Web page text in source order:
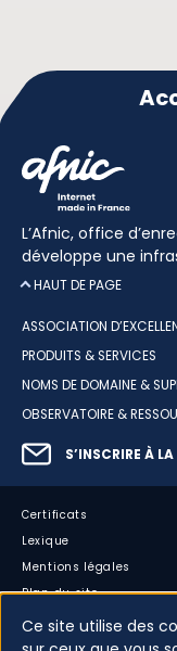
L’Afnic, office
développe une
HAUT DE PAGE
ASSOCIATION
PRODUITS & SERVICES
NOMS DE DOMAINE &
OBSERVATOIRE &
S’INSCRIRE À
Certificats
Lexique
Mentions légales
Plan du site
Accessibilité :
Cookies
Ce site utilise des